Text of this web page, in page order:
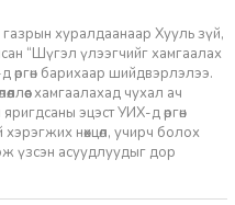
хуралдаанаар Хууль зүй,
“Шүгэл үлээгчийг хамгаалах
өргөн барихаар шийдвэрлэлээ.
хамгаалахад чухал ач
эцэст УИХ-д өргөн
хэрэгжих нөхцөл, учирч болох
үзсэн асуудлуудыг дор